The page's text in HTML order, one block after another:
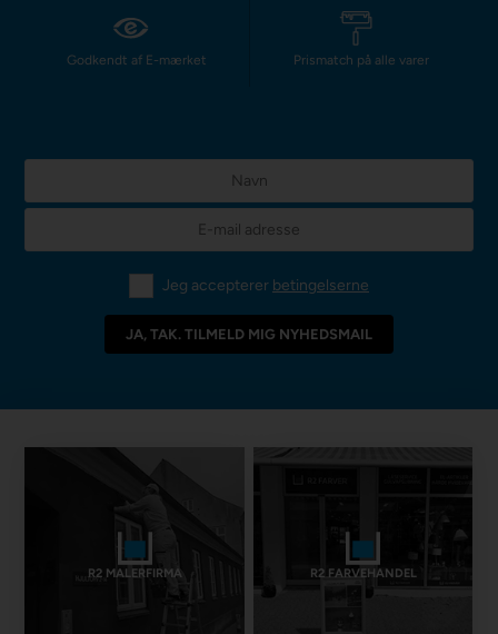
Godkendt af E-mærket Prismatch på alle varer
Jeg accepterer betingelserne
R2 MALERFIRMA R2 FARVEHANDEL